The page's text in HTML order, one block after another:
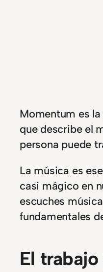
Momentum es
que describe el
persona puede
La música es
casi mágico en
escuches
fundamentales
El